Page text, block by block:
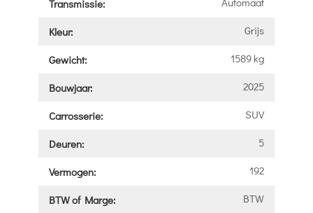
Transmissie:
Kleur: Grijs
Gewicht: 1589 kg
Bouwjaar: 2025
Carrosserie: SUV
Deuren: 5
Vermogen: 192
BTW of Marge: BTW